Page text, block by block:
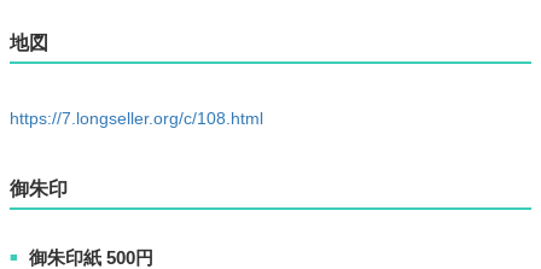
地図
https://7.longseller.org/c/108.html
御朱印
■ 御朱印紙 500円